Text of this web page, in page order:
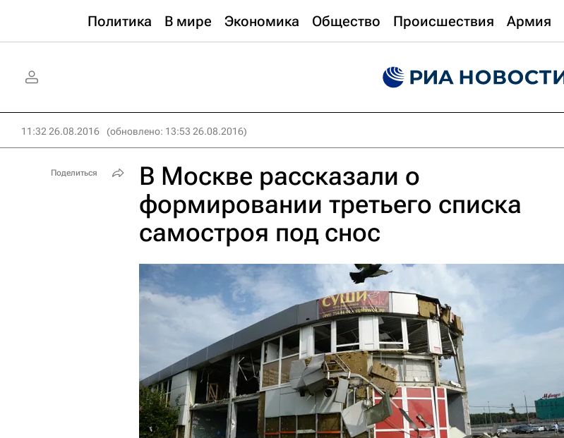
Политика В мире Экономика Общество Происшествия Армия
11:32 26.08.2016 (обновлено: 13:53 26.08.2016)
В Москве рассказали о
формировании третьего списка
самостроя под снос
Поделиться